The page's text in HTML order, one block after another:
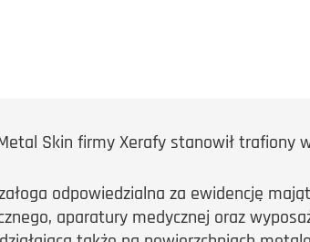
Skin firmy Xerafy stanowił trafiony
odpowiedzialna za ewidencję
aparatury medycznej oraz